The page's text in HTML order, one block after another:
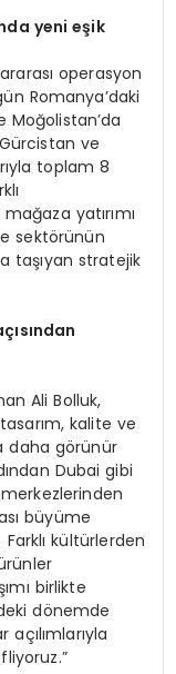
yeni eşik
operasyon
Romanya’daki
Moğolistan’da
ve
toplam 8
yatırımı
sektörünün
taşıyan stratejik
Ali Bolluk,
kalite ve
daha görünür
Dubai gibi
büyüme
kültürlerden
birlikte
dönemde